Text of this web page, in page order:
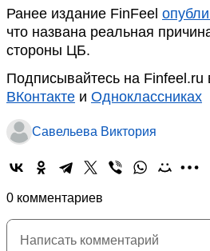
Ранее издание FinFeel
что названа реальная
стороны ЦБ.
Подписывайтесь на Finfeel.ru
ВКонтакте и Одноклассниках
Савельева Виктория
0 комментариев